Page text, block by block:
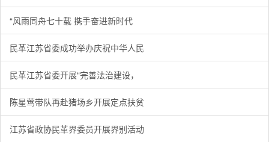
“风雨同舟七十载 携手奋进新时代
民革江苏省委成功举办庆祝中华人民
民革江苏省委开展“完善法治建设，
陈星莺带队再赴猪场乡开展定点扶贫
江苏省政协民革界委员开展界别活动